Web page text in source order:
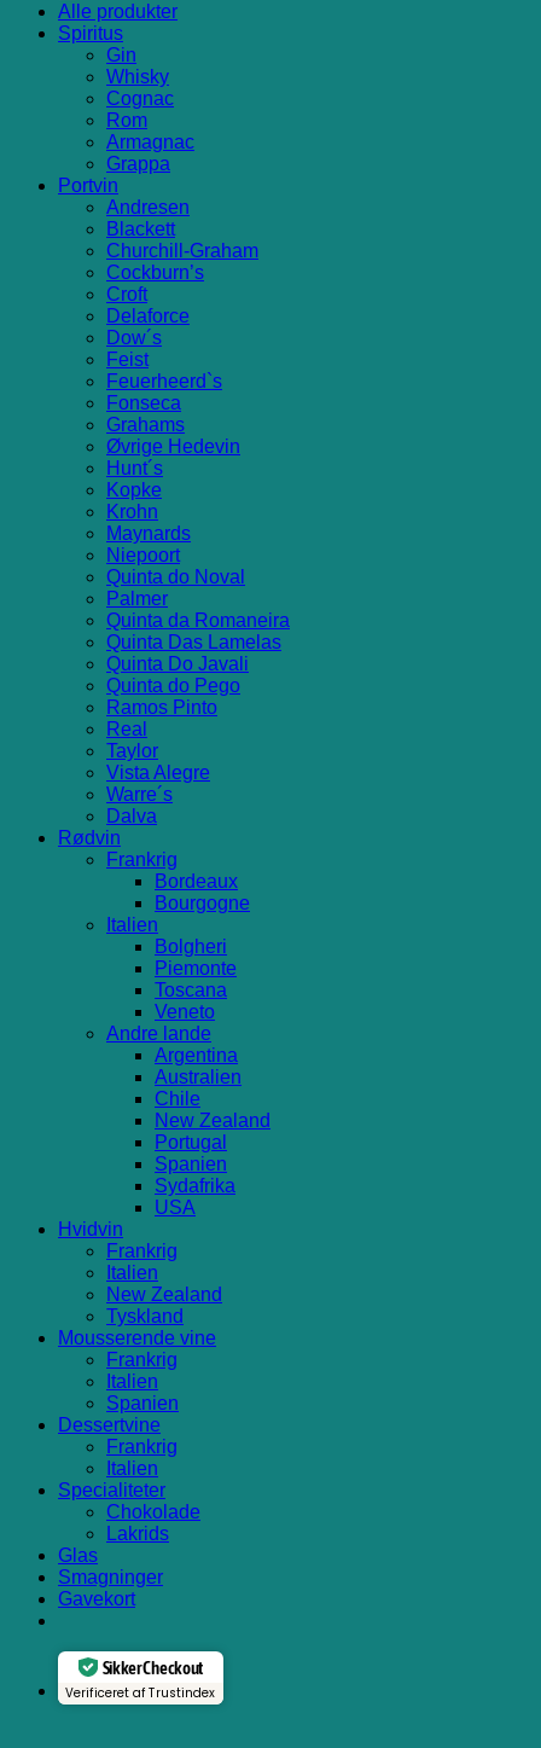
Alle produkter
Spiritus
Gin
Whisky
Cognac
Rom
Armagnac
Grappa
Portvin
Andresen
Blackett
Churchill-Graham
Cockburn’s
Croft
Delaforce
Dow´s
Feist
Feuerheerd`s
Fonseca
Grahams
Øvrige Hedevin
Hunt´s
Kopke
Krohn
Maynards
Niepoort
Quinta do Noval
Palmer
Quinta da Romaneira
Quinta Das Lamelas
Quinta Do Javali
Quinta do Pego
Ramos Pinto
Real
Taylor
Vista Alegre
Warre´s
Dalva
Rødvin
Frankrig
Bordeaux
Bourgogne
Italien
Bolgheri
Piemonte
Toscana
Veneto
Andre lande
Argentina
Australien
Chile
New Zealand
Portugal
Spanien
Sydafrika
USA
Hvidvin
Frankrig
Italien
New Zealand
Tyskland
Mousserende vine
Frankrig
Italien
Spanien
Dessertvine
Frankrig
Italien
Specialiteter
Chokolade
Lakrids
Glas
Smagninger
Gavekort
Sikker Checkout
Verificeret af Trustindex